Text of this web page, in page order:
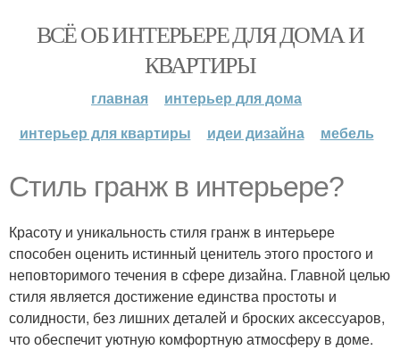
ВСЁ ОБ ИНТЕРЬЕРЕ ДЛЯ ДОМА И
КВАРТИРЫ
главная
интерьер для дома
интерьер для квартиры
идеи дизайна мебель
Стиль гранж в интерьере?
Красоту и уникальность стиля гранж в интерьере
способен оценить истинный ценитель этого простого и
неповторимого течения в сфере дизайна. Главной целью
стиля является достижение единства простоты и
солидности, без лишних деталей и броских аксессуаров,
что обеспечит уютную комфортную атмосферу в доме.